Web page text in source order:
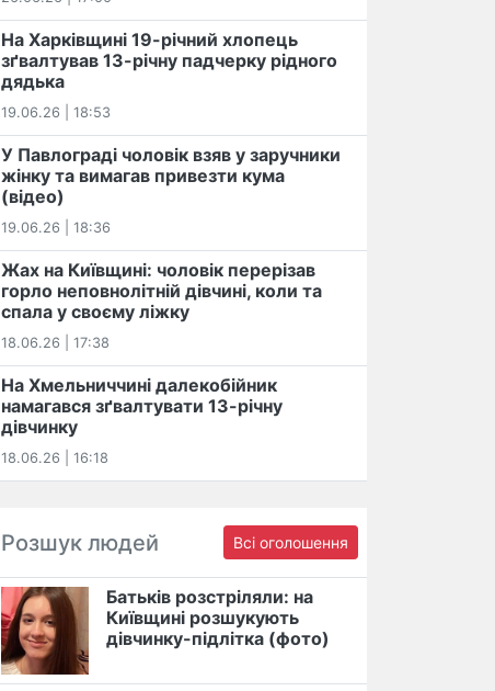
На Харківщині 19-річний хлопець​
️зґвалтував 13-річну падчерку рідного
дядька
19.06.26 | 18:53
У Павлограді чоловік взяв у заручники
жінку та вимагав привезти кума
(відео)
19.06.26 | 18:36
Жах на Київщині: чоловік перерізав
горло неповнолітній дівчині, коли та
спала у своєму ліжку
18.06.26 | 17:38
На Хмельниччині далекобійник
намагався зґвалтувати 13-річну
дівчинку
18.06.26 | 16:18
Розшук людей Всі оголошення
Батьків розстріляли: на
Київщині розшукують
дівчинку-підлітка (фото)